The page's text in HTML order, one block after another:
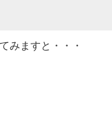
みますと・・・